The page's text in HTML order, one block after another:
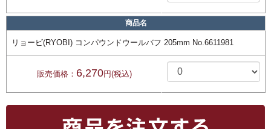
商品名
リョービ(RYOBI) コンパウンドウールバフ 205mm No.6611981
販売価格： 6,270円(税込)